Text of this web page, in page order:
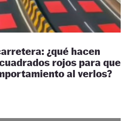
¿qué hacen
rojos para que
al verlos?